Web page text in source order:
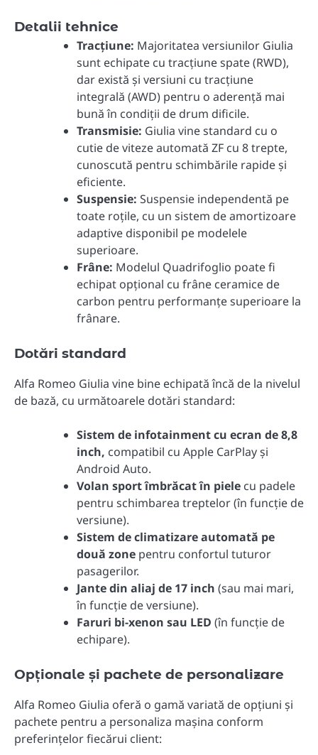
Detalii tehnice
Tracțiune: Majoritatea versiunilor Giulia
sunt echipate cu tracțiune spate (RWD),
dar există și versiuni cu tracțiune
integrală (AWD) pentru o aderență mai
bună în condiții de drum dificile.
Transmisie: Giulia vine standard cu o
cutie de viteze automată ZF cu 8 trepte,
cunoscută pentru schimbările rapide și
eficiente.
Suspensie: Suspensie independentă pe
toate roțile, cu un sistem de amortizoare
adaptive disponibil pe modelele
superioare.
Frâne: Modelul Quadrifoglio poate fi
echipat opțional cu frâne ceramice de
carbon pentru performanțe superioare la
frânare.
Dotări standard
Alfa Romeo Giulia vine bine echipată încă de la nivelul
de bază, cu următoarele dotări standard:
Sistem de infotainment cu ecran de 8,8
inch, compatibil cu Apple CarPlay și
Android Auto.
Volan sport îmbrăcat în piele cu padele
pentru schimbarea treptelor (în funcție de
versiune).
Sistem de climatizare automată pe
două zone pentru confortul tuturor
pasagerilor.
Jante din aliaj de 17 inch (sau mai mari,
în funcție de versiune).
Faruri bi-xenon sau LED (în funcție de
echipare).
Opționale și pachete de personalizare
Alfa Romeo Giulia oferă o gamă variată de opțiuni și
pachete pentru a personaliza mașina conform
preferințelor fiecărui client: